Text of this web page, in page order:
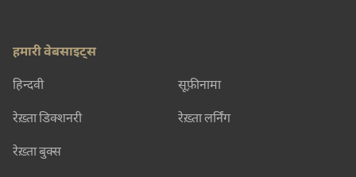
हमारी वेबसाइट्स
हिन्दवी सूफ़ीनामा
रेख़्ता डिक्शनरी रेख़्ता लर्निंग
रेख़्ता बुक्स